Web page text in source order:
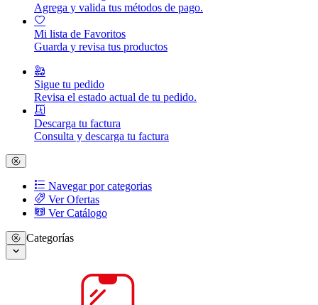
Agrega y valida tus métodos de pago.
Mi lista de Favoritos
Guarda y revisa tus productos
Sigue tu pedido
Revisa el estado actual de tu pedido.
Descarga tu factura
Consulta y descarga tu factura
Navegar por categorias
Ver Ofertas
Ver Catálogo
Categorías